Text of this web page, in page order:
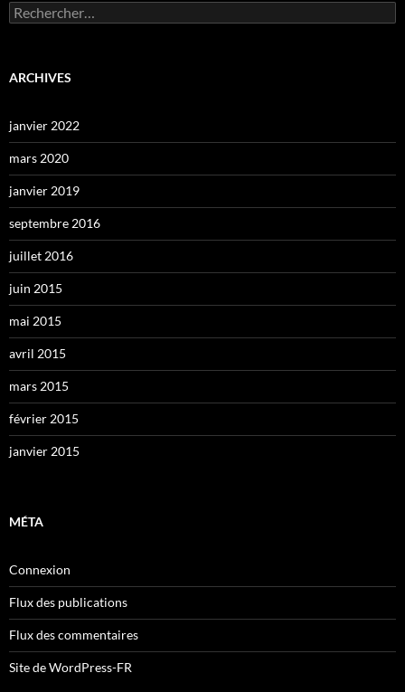
Rechercher :
ARCHIVES
janvier 2022
mars 2020
janvier 2019
septembre 2016
juillet 2016
juin 2015
mai 2015
avril 2015
mars 2015
février 2015
janvier 2015
MÉTA
Connexion
Flux des publications
Flux des commentaires
Site de WordPress-FR